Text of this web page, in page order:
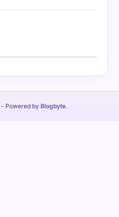
- Powered by Blogbyte.